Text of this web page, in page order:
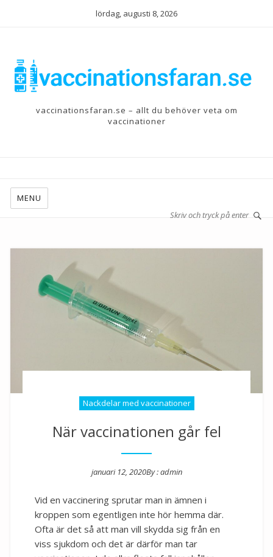
lördag, augusti 8, 2026
vaccinationsfaran.se – allt du behöver veta om
vaccinationer
MENU
Nackdelar med vaccinationer
När vaccinationen går fel
januari 12, 2020By :admin
Vid en vaccinering sprutar man in ämnen i
kroppen som egentligen inte hör hemma där.
Ofta är det så att man vill skydda sig från en
viss sjukdom och det är därför man tar